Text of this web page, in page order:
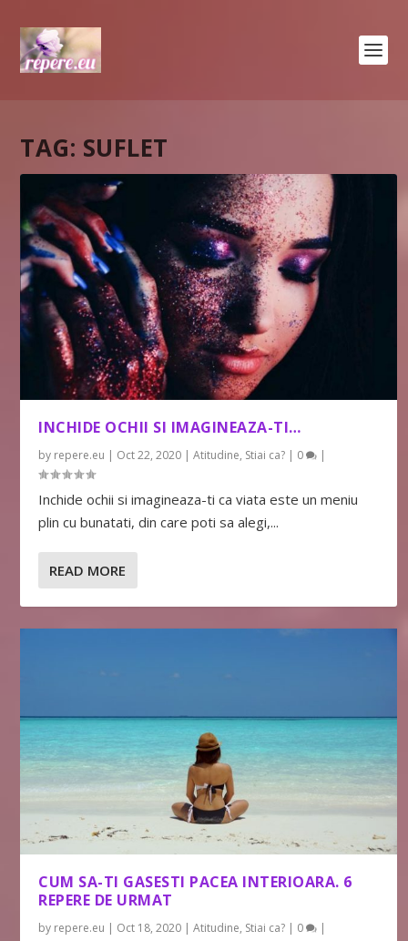
TAG: SUFLET
INCHIDE OCHII SI IMAGINEAZA-TI…
by repere.eu | Oct 22, 2020 |Atitudine, Stiai ca? | 0 |
Inchide ochii si imagineaza-ti ca viata este un meniu
plin cu bunatati, din care poti sa alegi,...
READ MORE
CUM SA-TI GASESTI PACEA INTERIOARA. 6
REPERE DE URMAT
by repere.eu | Oct 18, 2020 |Atitudine, Stiai ca? | 0 |